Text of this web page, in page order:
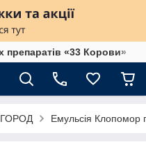
препаратів «33 Корови»
Емульсія Клопомор